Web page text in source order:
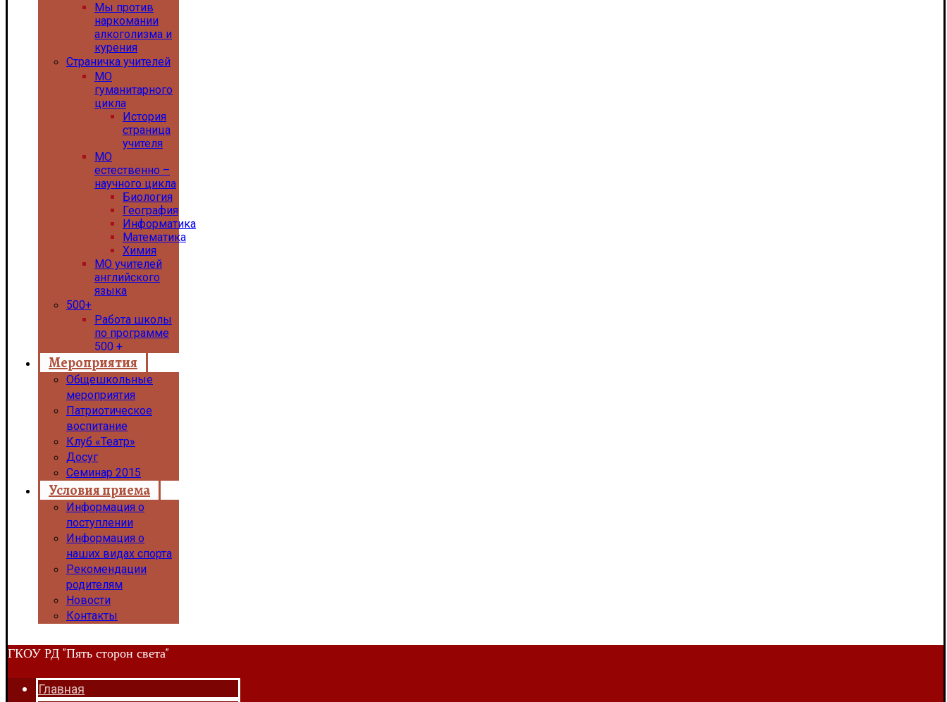
Мы против
наркомании
алкоголизма и
курения
Страничка учителей
МО
гуманитарного
цикла
История
страница
учителя
МО
естественно –
научного цикла
Биология
География
Информатика
Математика
Химия
МО учителей
английского
языка
500+
Работа школы
по программе
500 +
Мероприятия
Общешкольные
мероприятия
Патриотическое
воспитание
Клуб «Театр»
Досуг
Семинар 2015
Условия приема
Информация о
поступлении
Информация о
наших видах спорта
Рекомендации
родителям
Новости
Контакты
ГКОУ РД "Пять сторон света"
Главная